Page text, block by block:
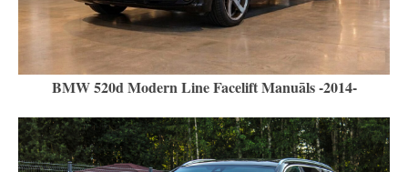
BMW 520d Modern Line Facelift Manuāls -2014-